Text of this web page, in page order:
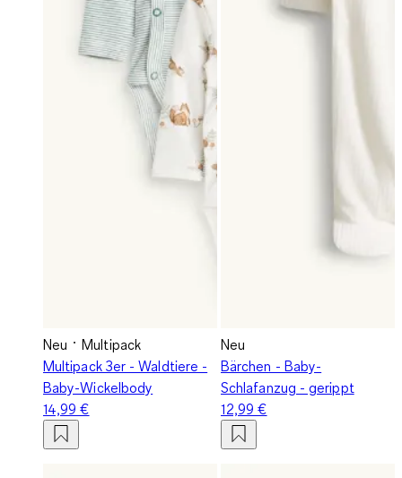
Neu
Multipack
Multipack 3er - Waldtiere -
Baby-Wickelbody
14,99 €
Neu
Bärchen - Baby-
Schlafanzug - gerippt
12,99 €